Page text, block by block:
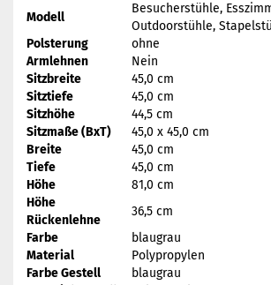
Modell
Besucherstühle,
Outdoorstühle,
Polsterung
ohne
Armlehnen
Nein
Sitzbreite
45,0 cm
Sitztiefe
45,0 cm
Sitzhöhe
44,5 cm
Sitzmaße (BxT)
45,0 x 45,0 cm
Breite
45,0 cm
Tiefe
45,0 cm
Höhe
81,0 cm
Höhe
Rückenlehne
36,5 cm
Farbe
blaugrau
Material
Polypropylen
Farbe Gestell
blaugrau